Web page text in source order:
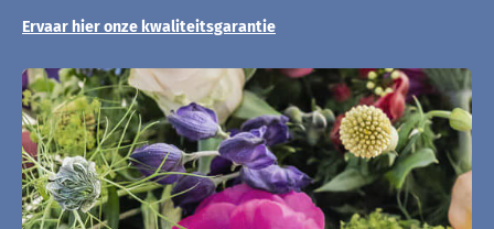
Ervaar hier onze kwaliteitsgarantie